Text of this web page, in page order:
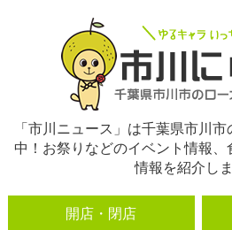
「市川ニュース」は千葉県市川
中！お祭りなどのイベント情報
情報を紹介しま
開店・閉店